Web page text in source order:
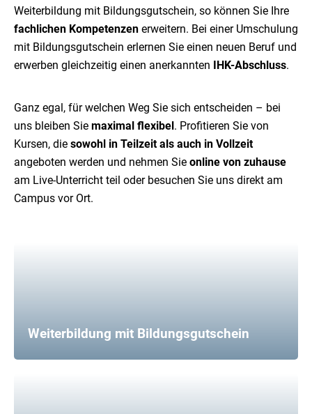
Weiterbildung mit Bildungsgutschein, so können Sie Ihre
fachlichen Kompetenzen erweitern. Bei einer Umschulung
mit Bildungsgutschein erlernen Sie einen neuen Beruf und
erwerben gleichzeitig einen anerkannten IHK-Abschluss.
Ganz egal, für welchen Weg Sie sich entscheiden – bei
uns bleiben Sie maximal flexibel. Profitieren Sie von
Kursen, die sowohl in Teilzeit als auch in Vollzeit
angeboten werden und nehmen Sie online von zuhause
am Live-Unterricht teil oder besuchen Sie uns direkt am
Campus vor Ort.
Weiterbildung mit Bildungsgutschein